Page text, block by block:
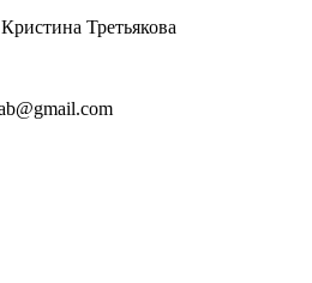
Третьякова